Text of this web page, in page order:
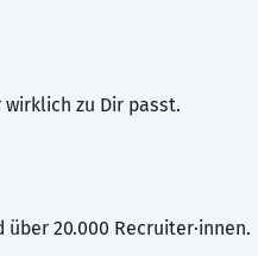
wirklich zu Dir passt.
20.000 Recruiter·innen.